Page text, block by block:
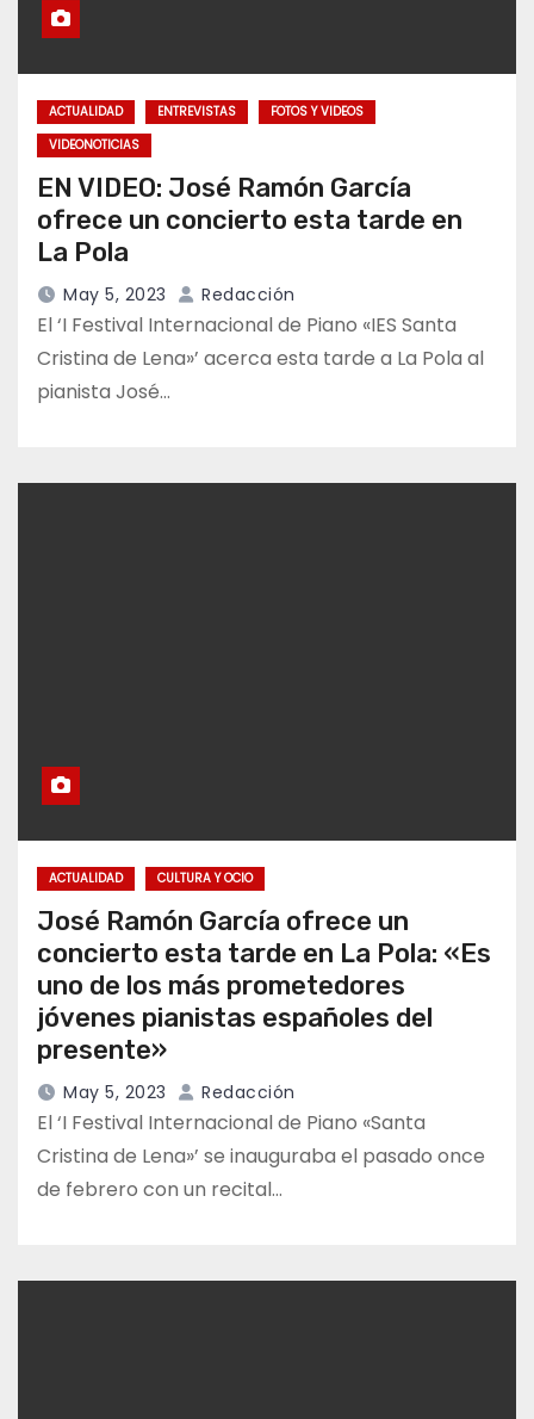
ACTUALIDAD ENTREVISTAS
FOTOS Y VIDEOS
VIDEONOTICIAS
EN VIDEO: José Ramón García
ofrece un concierto esta tarde en
La Pola
May 5, 2023 Redacción
El ‘I Festival Internacional de Piano «IES Santa
Cristina de Lena»’ acerca esta tarde a La Pola al
pianista José…
ACTUALIDAD CULTURA Y OCIO
José Ramón García ofrece un
concierto esta tarde en La Pola: «Es
uno de los más prometedores
jóvenes pianistas españoles del
presente»
May 5, 2023 Redacción
El ‘I Festival Internacional de Piano «Santa
Cristina de Lena»’ se inauguraba el pasado once
de febrero con un recital…